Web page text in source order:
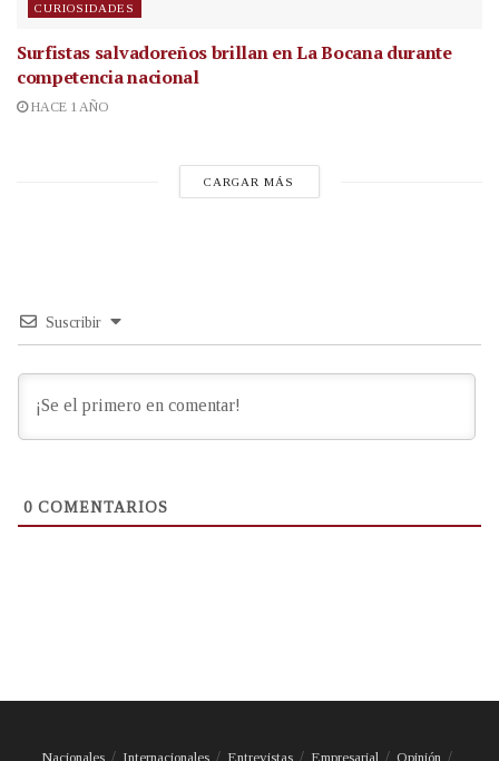
CURIOSIDADES
Surfistas salvadoreños brillan en La Bocana durante
competencia nacional
HACE 1 AÑO
CARGAR MÁS
Suscribir
0 COMENTARIOS
Nacionales Internacionales Entrevistas Empresarial Opinión